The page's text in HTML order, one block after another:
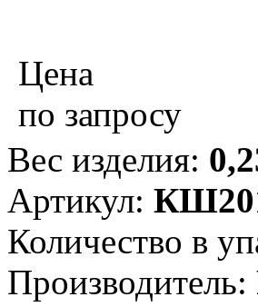
Цена
по запросу
Вес изделия:
Артикул:
Количество в
Производитель: